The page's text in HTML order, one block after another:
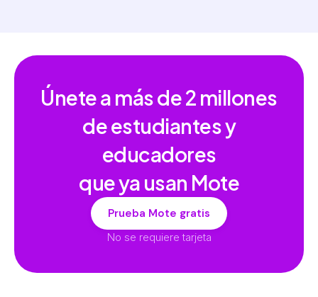
Únete a más de2 millones
de estudiantes y
educadores
que ya usan Mote
Prueba Mote gratis
No se requiere tarjeta